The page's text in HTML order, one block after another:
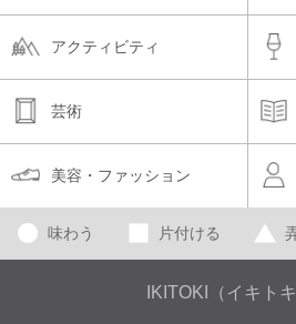
アクティビティ
芸術
美容・ファッション
味わう 片付ける
IKITOKI（イキト